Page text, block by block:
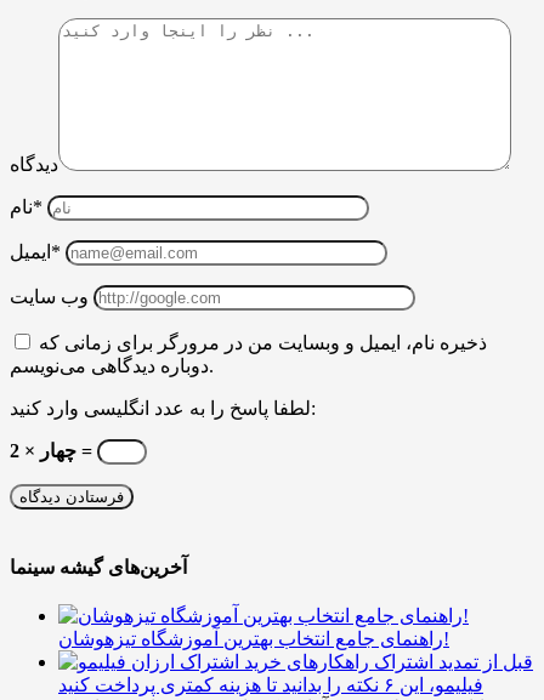
دیدگاه
نام*
ایمیل*
وب سایت
ذخیره نام، ایمیل و وبسایت من در مرورگر برای زمانی که
دوباره دیدگاهی می‌نویسم.
لطفا پاسخ را به عدد انگلیسی وارد کنید:
چهار × 2 =
آخرین‌های گیشه سینما
راهنمای جامع انتخاب بهترین آموزشگاه تیزهوشان!
قبل از تمدید اشتراک
فیلیمو، این ۶ نکته را بدانید تا هزینه کمتری پرداخت کنید